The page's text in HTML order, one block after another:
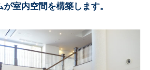
室内空間を構築します。